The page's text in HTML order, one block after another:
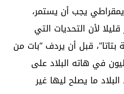
يجب أن يستمر،
لأن التحديات التي
قبل أن يردف “بات من
في هاته البلاد على
ما يصلح ليها غير